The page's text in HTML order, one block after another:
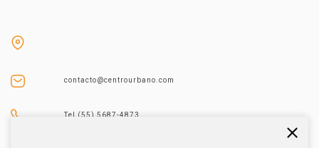
contacto@centrourbano.com
Tel (55) 5687-4873